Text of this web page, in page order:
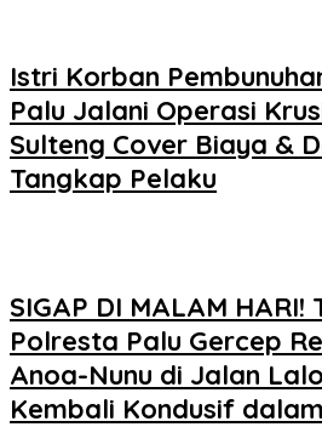
Istri Korban
Palu Jalani Operasi
Sulteng Cover Biaya &
Tangkap Pelaku
SIGAP DI MALAM
Polresta Palu Gercep
Anoa-Nunu di Jalan
Kembali Kondusif